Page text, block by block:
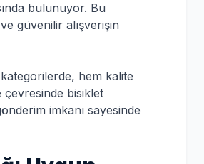
bulunuyor. Bu
güvenilir alışverişin
hem kalite
bisiklet
imkanı sayesinde